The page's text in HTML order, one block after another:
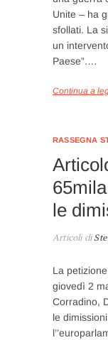
Unite – ha
sfollati. La
un
Paese”.…
Continua a
RASSEGNA
le
Articoli di
La
giovedì 2
Corradino,
le